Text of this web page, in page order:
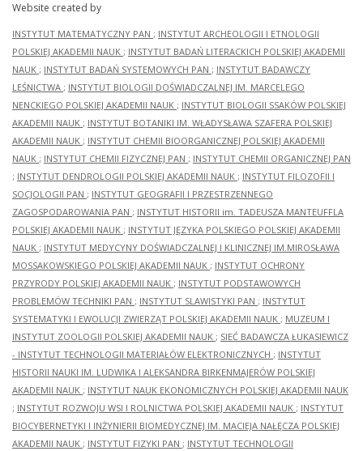
Website created by
INSTYTUT MATEMATYCZNY PAN ; INSTYTUT ARCHEOLOGII I ETNOLOGII
POLSKIEJ AKADEMII NAUK ; INSTYTUT BADAŃ LITERACKICH POLSKIEJ AKADEMII
NAUK ; INSTYTUT BADAŃ SYSTEMOWYCH PAN ; INSTYTUT BADAWCZY
LEŚNICTWA ; INSTYTUT BIOLOGII DOŚWIADCZALNEJ IM. MARCELEGO
NENCKIEGO POLSKIEJ AKADEMII NAUK ; INSTYTUT BIOLOGII SSAKÓW POLSKIEJ
AKADEMII NAUK ; INSTYTUT BOTANIKI IM. WŁADYSŁAWA SZAFERA POLSKIEJ
AKADEMII NAUK ; INSTYTUT CHEMII BIOORGANICZNEJ POLSKIEJ AKADEMII
NAUK ; INSTYTUT CHEMII FIZYCZNEJ PAN ; INSTYTUT CHEMII ORGANICZNEJ PAN
; INSTYTUT DENDROLOGII POLSKIEJ AKADEMII NAUK ; INSTYTUT FILOZOFII I
SOCJOLOGII PAN ; INSTYTUT GEOGRAFII I PRZESTRZENNEGO
ZAGOSPODAROWANIA PAN ; INSTYTUT HISTORII im. TADEUSZA MANTEUFFLA
POLSKIEJ AKADEMII NAUK ; INSTYTUT JĘZYKA POLSKIEGO POLSKIEJ AKADEMII
NAUK ; INSTYTUT MEDYCYNY DOŚWIADCZALNEJ I KLINICZNEJ IM.MIROSŁAWA
MOSSAKOWSKIEGO POLSKIEJ AKADEMII NAUK ; INSTYTUT OCHRONY
PRZYRODY POLSKIEJ AKADEMII NAUK ; INSTYTUT PODSTAWOWYCH
PROBLEMÓW TECHNIKI PAN ; INSTYTUT SLAWISTYKI PAN ; INSTYTUT
SYSTEMATYKI I EWOLUCJI ZWIERZĄT POLSKIEJ AKADEMII NAUK ; MUZEUM I
INSTYTUT ZOOLOGII POLSKIEJ AKADEMII NAUK ; SIEĆ BADAWCZA ŁUKASIEWICZ
- INSTYTUT TECHNOLOGII MATERIAŁÓW ELEKTRONICZNYCH ; INSTYTUT
HISTORII NAUKI IM. LUDWIKA I ALEKSANDRA BIRKENMAJERÓW POLSKIEJ
AKADEMII NAUK ; INSTYTUT NAUK EKONOMICZNYCH POLSKIEJ AKADEMII NAUK
; INSTYTUT ROZWOJU WSI I ROLNICTWA POLSKIEJ AKADEMII NAUK ; INSTYTUT
BIOCYBERNETYKI I INŻYNIERII BIOMEDYCZNEJ IM. MACIEJA NAŁĘCZA POLSKIEJ
AKADEMII NAUK ; INSTYTUT FIZYKI PAN ; INSTYTUT TECHNOLOGII